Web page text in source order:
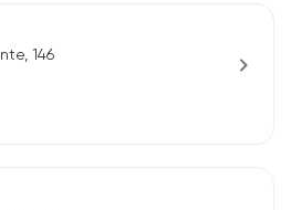
146
chevron_right